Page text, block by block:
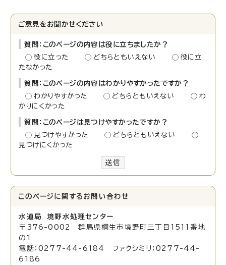
ご意見をお聞かせください
質問：このページの内容は役に立ちましたか？
役に立った
どちらともいえない
役に立
たなかった
質問：このページの内容はわかりやすかったですか？
わかりやすかった
どちらともいえない
わ
かりにくかった
質問：このページは見つけやすかったですか？
見つけやすかった
どちらともいえない
見つけにくかった
送信
このページに関する お問い合わせ
水道局 境野水処理センター
〒376-0002 群馬県桐生市境野町三丁目1511番地
の1
電話：0277-44-6184 ファクシミリ：0277-44-
6186